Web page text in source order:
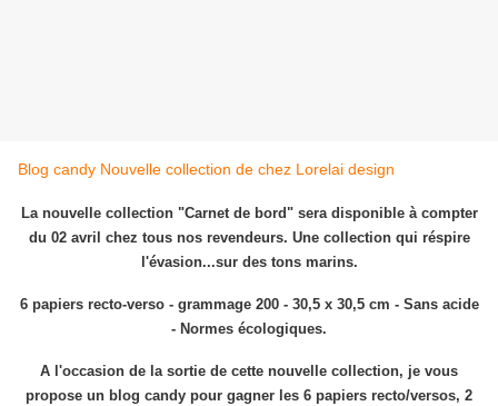
Blog candy Nouvelle collection de chez Lorelai design
La nouvelle collection "Carnet de bord" sera disponible à compter
du 02 avril chez tous nos revendeurs. Une collection qui réspire
l'évasion...sur des tons marins.
6 papiers recto-verso - grammage 200 - 30,5 x 30,5 cm - Sans acide
- Normes écologiques.
A l'occasion de la sortie de cette nouvelle collection, je vous
propose un blog candy pour gagner les 6 papiers recto/versos, 2